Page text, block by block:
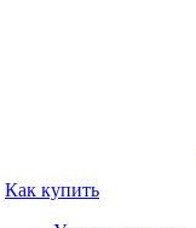
Как купить